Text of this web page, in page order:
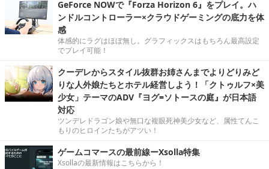
GeForce NOWで『Forza Horizon 6』をプレイ。ハ
ンドルコントローラー×クラウドゲーミングの底力を体
感
体感的にラグはほぼ無し。グラフィックスはもちろん最高設定
でプレイ可能！
クーデレからスタイル抜群お姉さんまでよりどりみど
りな人外娘たちとホテル経営しよう！「クトゥルフ×美
少女」テーマのADV『ヨグ=ソトースの庭』が日本語
対応
ツンデレドラゴン娘や無口な複眼死神美少女など、属性てんこ
もりのヒロインたちがアツい！
ゲームコマースの最前線ーXsolla特集
Xsollaの最新情報はこちらから！